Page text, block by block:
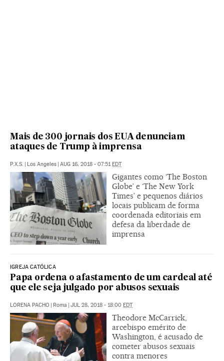
Mais de 300 jornais dos EUA denunciam
ataques de Trump à imprensa
P.X.S. | Los Angeles | AUG 16, 2018 - 07:51EDT
Gigantes como ‘The Boston
Globe’ e ‘The New York
Times’ e pequenos diários
locais publicam de forma
coordenada editoriais em
defesa da liberdade de
imprensa
IGREJA CATÓLICA
Papa ordena o afastamento de um cardeal até
que ele seja julgado por abusos sexuais
LORENA PACHO | Roma | JUL 28, 2018 - 18:00 EDT
Theodore McCarrick,
arcebispo emérito de
Washington, é acusado de
cometer abusos sexuais
contra menores